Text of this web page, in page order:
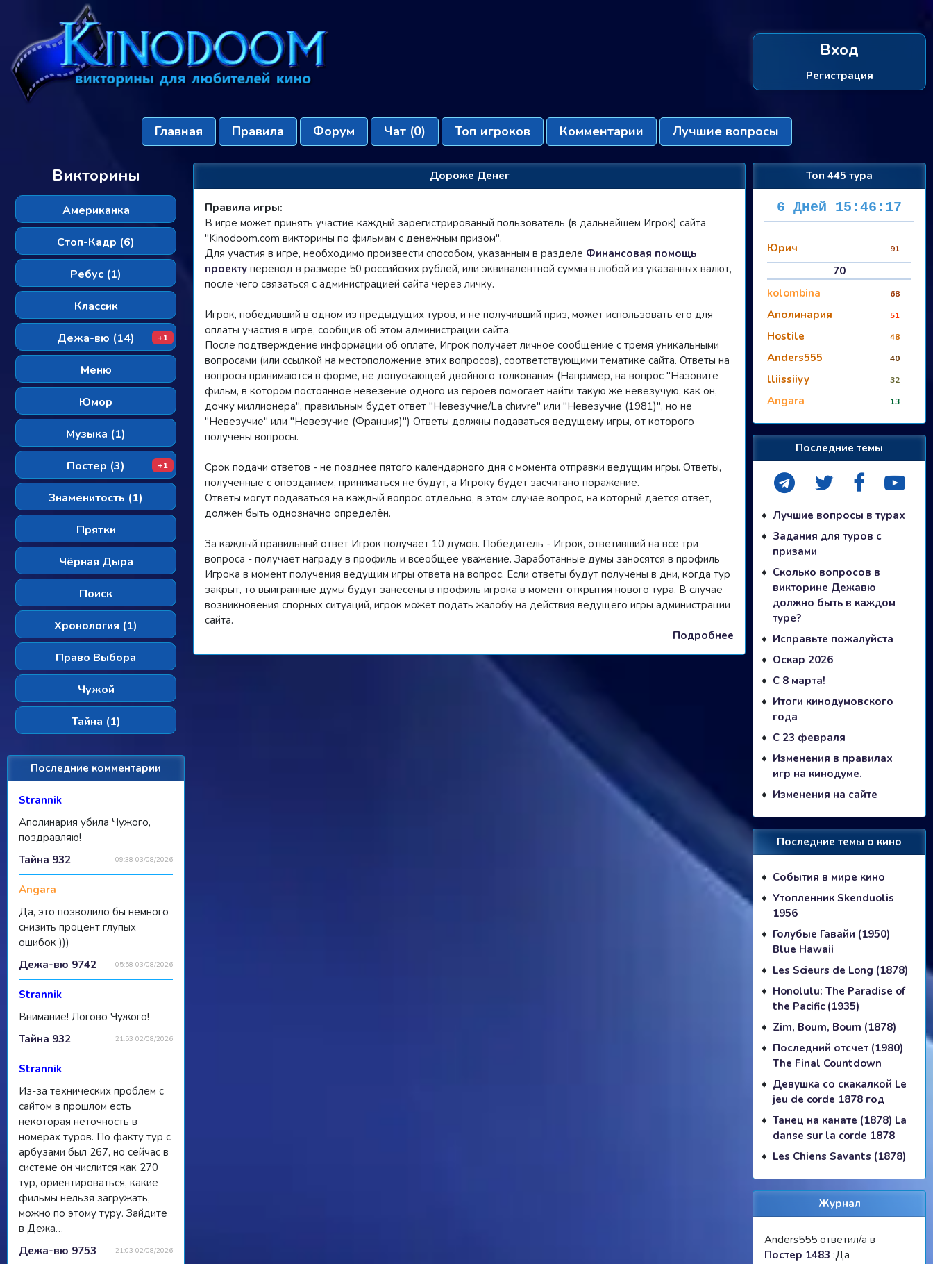
Вход
Регистрация
Главная Правила Форум Чат (0) Топ игроков Комментарии Лучшие вопросы
Викторины
Американка
Стоп-Кадр (6)
Ребус (1)
Классик
Дежа-вю (14) +1
Меню
Юмор
Музыка (1)
Постер (3) +1
Знаменитость (1)
Прятки
Чёрная Дыра
Поиск
Хронология (1)
Право Выбора
Чужой
Тайна (1)
Последние комментарии
Strannik
Аполинария убила Чужого,
поздравляю!
09:38 03/08/2026
Тайна 932
Angara
Да, это позволило бы немного
снизить процент глупых
ошибок )))
05:58 03/08/2026
Дежа-вю 9742
Strannik
Внимание! Логово Чужого!
21:53 02/08/2026
Тайна 932
Strannik
Из-за технических проблем с
сайтом в прошлом есть
некоторая неточность в
номерах туров. По факту тур с
арбузами был 267, но сейчас в
системе он числится как 270
тур, ориентироваться, какие
фильмы нельзя загружать,
можно по этому туру. Зайдите
в Дежа…
21:03 02/08/2026
Дежа-вю 9753
Топ 445 тура
6 Дней 15:46:16
Юрич 91
70
kolombina
68
Аполинария 51
Hostile 48
Anders555 40
lliissiiyy 32
Angara 13
Последние темы
Лучшие вопросы в турах
Задания для туров с
призами
Сколько вопросов в
викторине Дежавю
должно быть в каждом
туре?
Исправьте пожалуйста
Оскар 2026
С 8 марта!
Итоги кинодумовского
года
С 23 февраля
Изменения в правилах
игр на кинодуме.
Изменения на сайте
Последние темы о кино
События в мире кино
Утопленник Skenduolis
1956
Голубые Гавайи (1950)
Blue Hawaii
Les Scieurs de Long (1878)
Honolulu: The Paradise of
the Pacific (1935)
Zim, Boum, Boum (1878)
Последний отсчет (1980)
The Final Countdown
Девушка со скакалкой Le
jeu de corde 1878 год
Танец на канате (1878) La
danse sur la corde 1878
Les Chiens Savants (1878)
Журнал
Anders555 ответил/а в
Постер 1483 :Да
Дороже Денег
Правила игры:
В игре может принять участие каждый зарегистрированый пользователь (в дальнейшем Игрок) сайта
"Kinodoom.com викторины по фильмам с денежным призом".
Для участия в игре, необходимо произвести способом, указанным в разделе Финансовая помощь
проекту перевод в размере 50 российских рублей, или эквивалентной суммы в любой из указанных валют,
после чего связаться с администрацией сайта через личку.
Игрок, победивший в одном из предыдущих туров, и не получивший приз, может использовать его для
оплаты участия в игре, сообщив об этом администрации сайта.
После подтверждение информации об оплате, Игрок получает личное сообщение с тремя уникальными
вопросами (или ссылкой на местоположение этих вопросов), соответствующими тематике сайта. Ответы на
вопросы принимаются в форме, не допускающей двойного толкования (Например, на вопрос "Назовите
фильм, в котором постоянное невезение одного из героев помогает найти такую же невезучую, как он,
дочку миллионера", правильным будет ответ "Невезучие/La chиvre" или "Невезучие (1981)", но не
"Невезучие" или "Невезучие (Франция)") Ответы должны подаваться ведущему игры, от которого
получены вопросы.
Срок подачи ответов - не позднее пятого календарного дня с момента отправки ведущим игры. Ответы,
полученные с опозданием, приниматься не будут, а Игроку будет засчитано поражение.
Ответы могут подаваться на каждый вопрос отдельно, в этом случае вопрос, на который даётся ответ,
должен быть однозначно определён.
За каждый правильный ответ Игрок получает 10 думов. Победитель - Игрок, ответивший на все три
вопроса - получает награду в профиль и всеобщее уважение. Заработанные думы заносятся в профиль
Игрока в момент получения ведущим игры ответа на вопрос. Если ответы будут получены в дни, когда тур
закрыт, то выигранные думы будут занесены в профиль игрока в момент открытия нового тура. В случае
возникновения спорных ситуаций, игрок может подать жалобу на действия ведущего игры администрации
сайта.
Подробнее